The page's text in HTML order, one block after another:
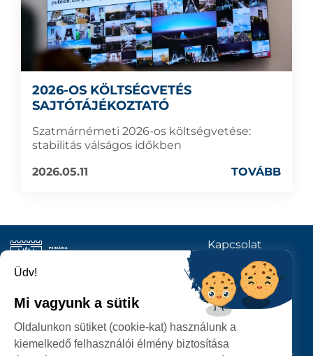
2026-OS KÖLTSÉGVETÉS
SAJTÓTÁJÉKOZTATÓ
Szatmárnémeti 2026-os költségvetése:
stabilitás válságos időkben
2026.05.11
TOVÁBB
SZATMÁRNÉMETI
POLGÁRMESTERI HIVATAL
Kapcsolat
KÖVESSENEK
Üdv!
Mi vagyunk a sütik
Oldalunkon sütiket (cookie-kat) használunk a
kiemelkedő felhasználói élmény biztosítása